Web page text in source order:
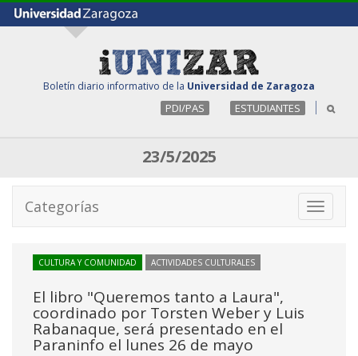
Boletín diario informativo de la Universidad de Zaragoza
PDI/PAS ESTUDIANTES
23/5/2025
Toggle
Categorías
CULTURA Y COMUNIDAD ACTIVIDADES CULTURALES
El libro "Queremos tanto a Laura",
coordinado por Torsten Weber y Luis
Rabanaque, será presentado en el
Paraninfo el lunes 26 de mayo